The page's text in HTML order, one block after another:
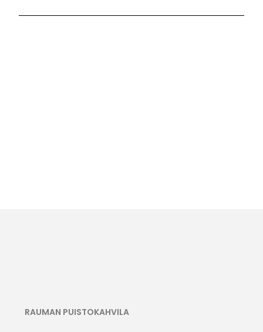
RAUMAN PUISTOKAHVILA